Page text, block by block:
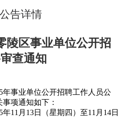
公告详情
陵区事业单位公开招
查通知
年事业单位公开招聘工作人员公
项通知如下：
11月13日（星期四）至11月14日